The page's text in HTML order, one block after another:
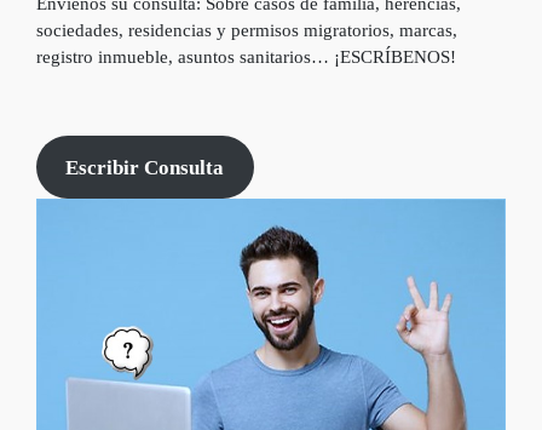
Envíenos su consulta: Sobre casos de familia, herencias,
sociedades, residencias y permisos migratorios, marcas,
registro inmueble, asuntos sanitarios… ¡ESCRÍBENOS!
Escribir Consulta